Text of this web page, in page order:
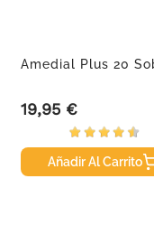
Amedial Plus 20
Precio
19,95 €
Añadir Al Carrito